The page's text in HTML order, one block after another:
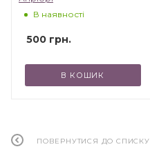
В наявності
500 грн.
В КОШИК
ПОВЕРНУТИСЯ ДО СПИСКУ